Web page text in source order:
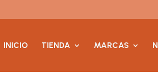
INICIO TIENDA MARCAS